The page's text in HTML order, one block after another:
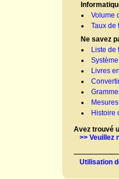
Volume
Taux de
Ne savez
Liste de
Livres
Histoire
Avez trouvé
>> Veuillez
Utilisation